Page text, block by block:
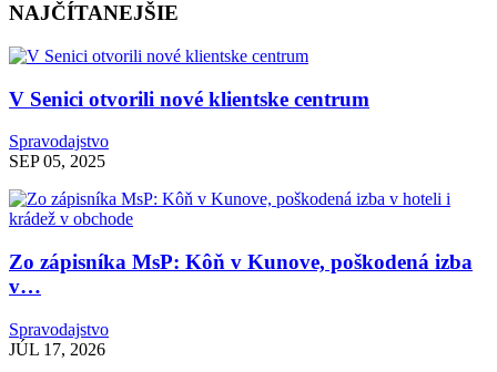
NAJČÍTANEJŠIE
V Senici otvorili nové klientske centrum
Spravodajstvo
SEP 05, 2025
Zo zápisníka MsP: Kôň v Kunove, poškodená izba
v…
Spravodajstvo
JÚL 17, 2026